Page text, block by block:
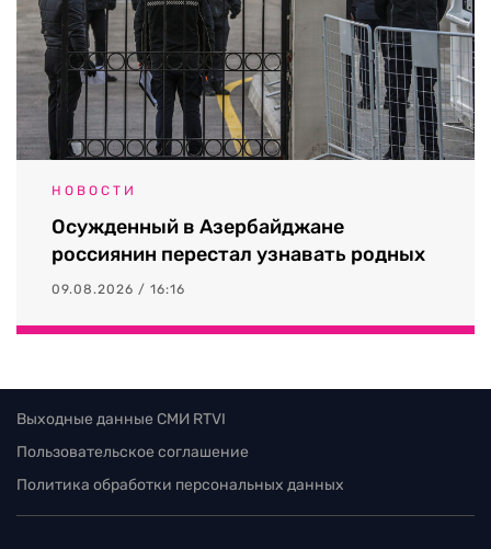
НОВОСТИ
Осужденный в Азербайджане
россиянин перестал узнавать родных
09.08.2026 / 16:16
Выходные данные СМИ RTVI
Пользовательское соглашение
Политика обработки персональных данных